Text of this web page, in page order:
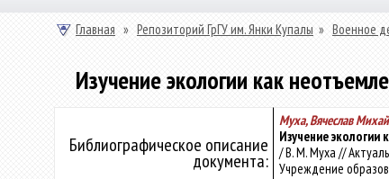
Главная » Репозиторий ГрГУ им. Янки Купалы » Военное
Изучение экологии как
Библиографическое описание
документа:
Муха, Вячеслав
Изучение
/ В. М. Муха //
Учреждение